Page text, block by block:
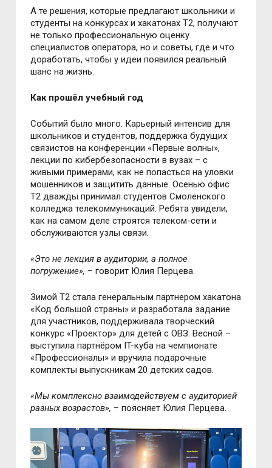
А те решения, которые предлагают школьники и
студенты на конкурсах и хакатонах T2, получают
не только профессиональную оценку
специалистов оператора, но и советы, где и что
доработать, чтобы у идеи появился реальный
шанс на жизнь.
Как прошёл учебный год
Событий было много. Карьерный интенсив для
школьников и студентов, поддержка будущих
связистов на конференции «Первые волны»,
лекции по кибербезопасности в вузах – с
живыми примерами, как не попасться на уловки
мошенников и защитить данные. Осенью офис
T2 дважды принимал студентов Смоленского
колледжа телекоммуникаций. Ребята увидели,
как на самом деле строятся телеком-сети и
обслуживаются узлы связи.
«Это не лекция в аудитории, а полное
погружение», – говорит Юлия Перцева.
Зимой T2 стала генеральным партнером хакатона
«Код большой страны» и разработала задание
для участников, поддерживала творческий
конкурс «Проектор» для детей с ОВЗ. Весной –
выступила партнёром IT-куба на чемпионате
«Профессионалы» и вручила подарочные
комплекты выпускникам 20 детских садов.
«Мы комплексно взаимодействуем с аудиторией
разных возрастов», – поясняет Юлия Перцева.